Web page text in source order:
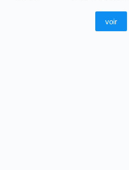
voir